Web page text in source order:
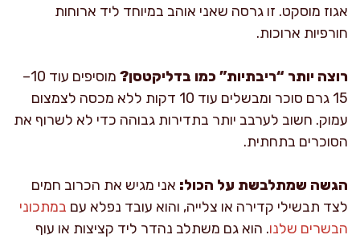
אגוז מוסקט. זו גרסה שאני אוהב במיוחד ליד ארוחות
חורפיות ארוכות.
רוצה יותר “ריבתיות” כמו בדליקטסן?
מוסיפים עוד 10–
15 גרם סוכר ומבשלים עוד 10 דקות ללא מכסה לצמצום
עמוק. חשוב לערבב יותר בתדירות גבוהה כדי לא לשרוף את
הסוכרים בתחתית.
הגשה שמתלבשת על הכול: אני מגיש את הכרוב חמים
לצד תבשילי קדירה או צלייה, והוא עובד נפלא עם במתכוני
הבשרים שלנו. הוא גם משתלב נהדר ליד קציצות או עוף